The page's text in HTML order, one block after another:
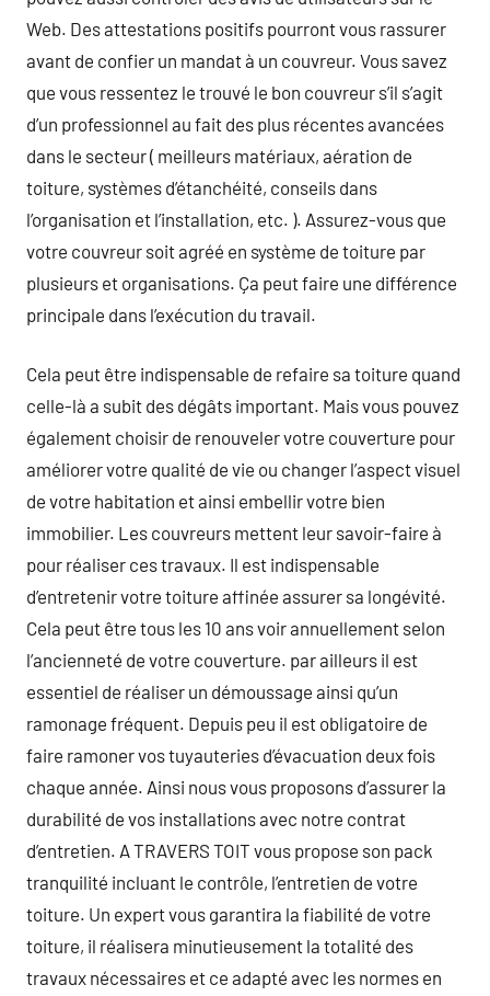
Web. Des attestations positifs pourront vous rassurer
avant de confier un mandat à un couvreur. Vous savez
que vous ressentez le trouvé le bon couvreur s’il s’agit
d’un professionnel au fait des plus récentes avancées
dans le secteur ( meilleurs matériaux, aération de
toiture, systèmes d’étanchéité, conseils dans
l’organisation et l’installation, etc. ). Assurez-vous que
votre couvreur soit agréé en système de toiture par
plusieurs et organisations. Ça peut faire une différence
principale dans l’exécution du travail.
Cela peut être indispensable de refaire sa toiture quand
celle-là a subit des dégâts important. Mais vous pouvez
également choisir de renouveler votre couverture pour
améliorer votre qualité de vie ou changer l’aspect visuel
de votre habitation et ainsi embellir votre bien
immobilier. Les couvreurs mettent leur savoir-faire à
pour réaliser ces travaux. Il est indispensable
d’entretenir votre toiture affinée assurer sa longévité.
Cela peut être tous les 10 ans voir annuellement selon
l’ancienneté de votre couverture. par ailleurs il est
essentiel de réaliser un démoussage ainsi qu’un
ramonage fréquent. Depuis peu il est obligatoire de
faire ramoner vos tuyauteries d’évacuation deux fois
chaque année. Ainsi nous vous proposons d’assurer la
durabilité de vos installations avec notre contrat
d’entretien. A TRAVERS TOIT vous propose son pack
tranquilité incluant le contrôle, l’entretien de votre
toiture. Un expert vous garantira la fiabilité de votre
toiture, il réalisera minutieusement la totalité des
travaux nécessaires et ce adapté avec les normes en